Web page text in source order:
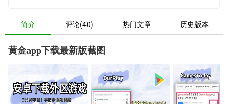
简介 评论(40) 热门文章 历史版本
黄金app下载最新版截图